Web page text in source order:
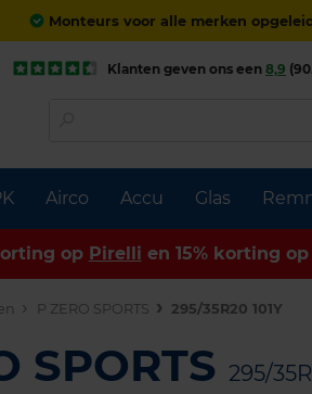
Monteurs voor alle merken
Airco Accu Glas
Klanten geven ons een 8,9
op Pirelli en 15% korting op
P ZERO SPORTS 295/35R20 101Y
SPORTS 295/